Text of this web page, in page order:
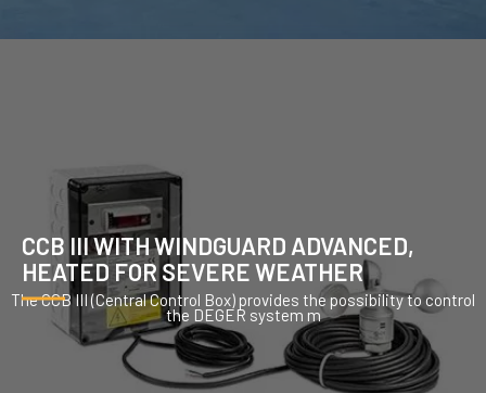
CCB III WITH WINDGUARD ADVANCED,
HEATED FOR SEVERE WEATHER
The CCB III (Central Control Box) provides the possibility to control
the DEGER system m